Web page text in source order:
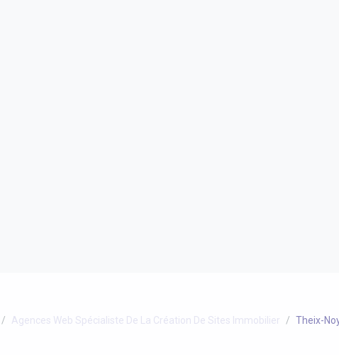
Agences Web Spécialiste De La Création De Sites Immobilier Theix-